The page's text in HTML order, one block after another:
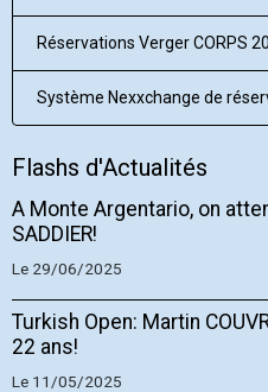
Réservations Verger CORPS
Système Nexxchange de
Flashs d'Actualités
A Monte Argentario, on
SADDIER!
Le 29/06/2025
Turkish Open: Martin
22 ans!
Le 11/05/2025